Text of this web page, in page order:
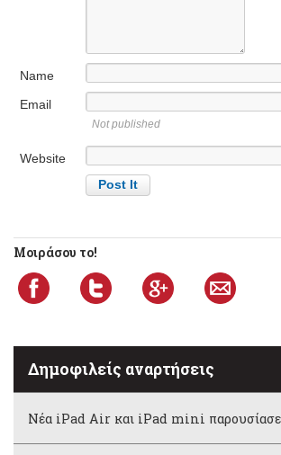
Name
Email
Not published
Website
Μοιράσου το!
Δημοφιλείς αναρτήσεις
Νέα iPad Air και iPad mini